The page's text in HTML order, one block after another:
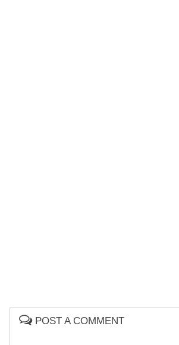
POST A COMMENT